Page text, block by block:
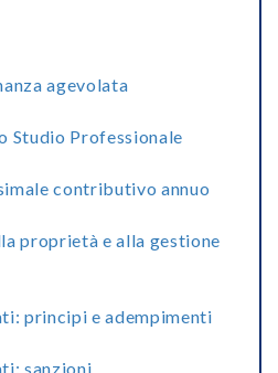
agevolata
Studio Professionale
contributivo annuo
proprietà e alla gestione
principi e adempimenti
sanzioni